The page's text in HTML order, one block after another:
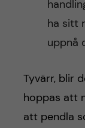
ha sitt
uppnå
Tyvärr, blir
hoppas att
att pendla